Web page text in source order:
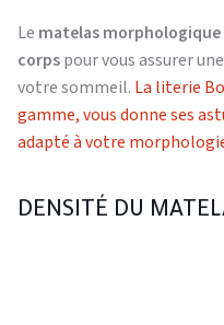
Le matelas morphologique
corpspour vous assurer
votre sommeil. La literie
gamme, vous donne ses
adapté à votre
DENSITÉ DU